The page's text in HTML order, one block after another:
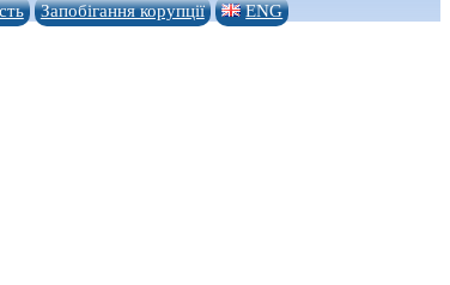
Запобігання корупції ENG